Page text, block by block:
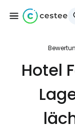
Hotel
... die